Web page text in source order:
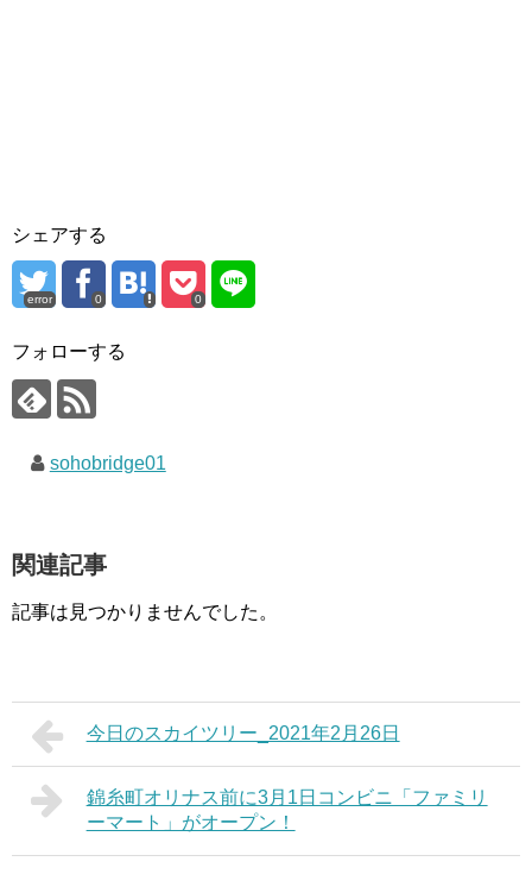
シェアする
error 0 0
フォローする
sohobridge01
関連記事
記事は見つかりませんでした。
今日のスカイツリー_2021年2月26日
錦糸町オリナス前に3月1日コンビニ「ファミリ
ーマート」がオープン！